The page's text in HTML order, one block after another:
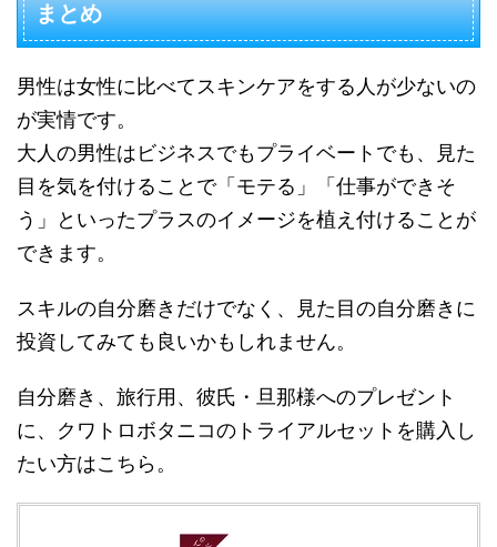
まとめ
男性は女性に比べてスキンケアをする人が少ないの
が実情です。
大人の男性はビジネスでもプライベートでも、見た
目を気を付けることで「モテる」「仕事ができそ
う」といったプラスのイメージを植え付けることが
できます。
スキルの自分磨きだけでなく、見た目の自分磨きに
投資してみても良いかもしれません。
自分磨き、旅行用、彼氏・旦那様へのプレゼント
に、クワトロボタニコのトライアルセットを購入し
たい方はこちら。